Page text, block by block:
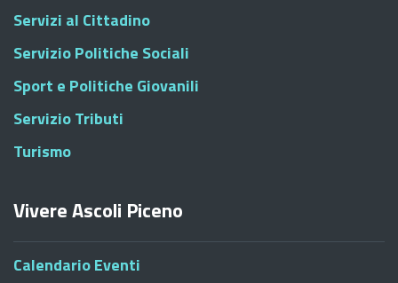
Servizi al Cittadino
Servizio Politiche Sociali
Sport e Politiche Giovanili
Servizio Tributi
Turismo
Vivere Ascoli Piceno
Calendario Eventi